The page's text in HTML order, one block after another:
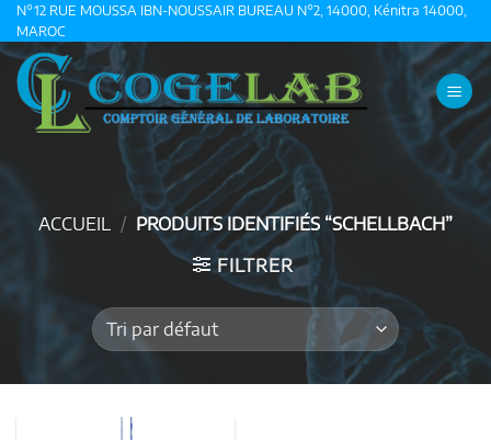
Passer
au
contenu
N°12 RUE MOUSSA IBN-NOUSSAIR BUREAU N°2, 14000, Kénitra 14000,
MAROC
ACCUEIL / PRODUITS IDENTIFIÉS “SCHELLBACH”
FILTRER